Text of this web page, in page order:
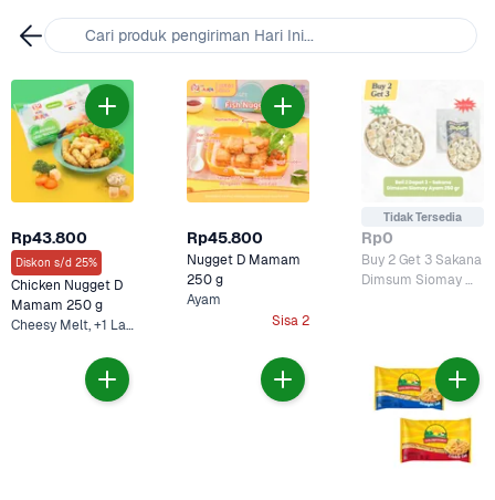
Rp43.800
Diskon s/d 25%
Chicken Nugget D
Mamam 250 g
Cheesy Melt, +1 Lainnya
Rp45.800
Nugget D Mamam
250 g
Ayam
Sisa 2
Tidak Tersedia
Rp0
Buy 2 Get 3 Sakana
Dimsum Siomay
Cari produk pengiriman Hari Ini...